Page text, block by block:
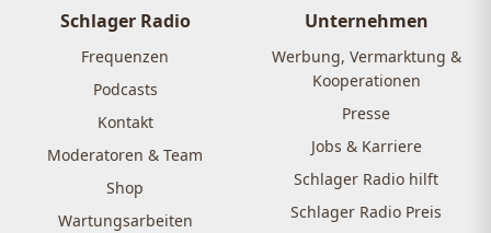
Schlager Radio
Frequenzen
Podcasts
Kontakt
Moderatoren & Team
Shop
Wartungsarbeiten
Unternehmen
Werbung, Vermarktung &
Kooperationen
Presse
Jobs & Karriere
Schlager Radio hilft
Schlager Radio Preis